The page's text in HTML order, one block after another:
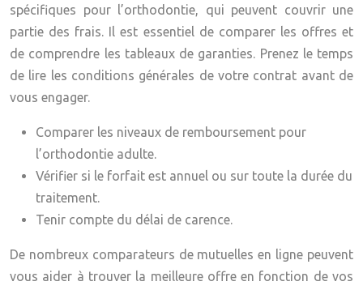
spécifiques pour l’orthodontie, qui peuvent couvrir une
partie des frais. Il est essentiel de comparer les offres et
de comprendre les tableaux de garanties. Prenez le temps
de lire les conditions générales de votre contrat avant de
vous engager.
Comparer les niveaux de remboursement pour
l’orthodontie adulte.
Vérifier si le forfait est annuel ou sur toute la durée du
traitement.
Tenir compte du délai de carence.
De nombreux comparateurs de mutuelles en ligne peuvent
vous aider à trouver la meilleure offre en fonction de vos